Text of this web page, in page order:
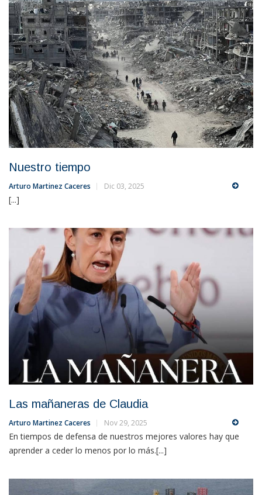
Nuestro tiempo
Arturo Martinez Caceres Dic 03, 2025
[...]
Las mañaneras de Claudia
Arturo Martinez Caceres Nov 29, 2025
En tiempos de defensa de nuestros mejores valores hay que
aprender a ceder lo menos por lo más.[...]